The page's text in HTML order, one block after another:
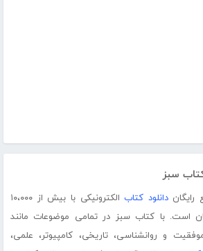
سبز
رایگاندانلود کتاب
الکترونیکی با بیش از ۱۰،۰۰۰
است. با کتاب سبز در تمامی موضوعات مانند
و روانشناسی، تاریخی، کامپیوتر، علمی،